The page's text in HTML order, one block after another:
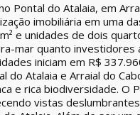
Pontal do Atalaia, em
imobiliária em uma
e unidades de dois
mar quanto
iniciam em R$
do Atalaia e Arraial do
e rica biodiversidade.
vistas